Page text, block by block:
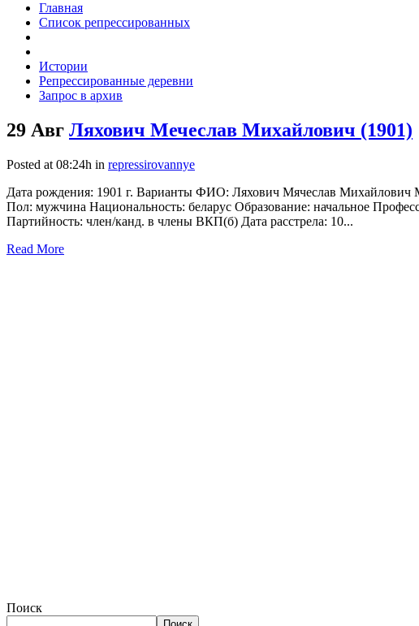
Главная
Список репрессированных
Истории
Репрессированные деревни
Запрос в архив
29 Авг Ляхович Мечеслав Михайлович (1901)
Posted at 08:24h in repressirovannye
Дата рождения: 1901 г. Варианты ФИО: Ляхович Мячеслав Михайлович
Пол: мужчина Национальность: беларус Образование: начальное
Партийность: член/канд. в члены ВКП(б) Дата расстрела: 10...
Read More
Поиск